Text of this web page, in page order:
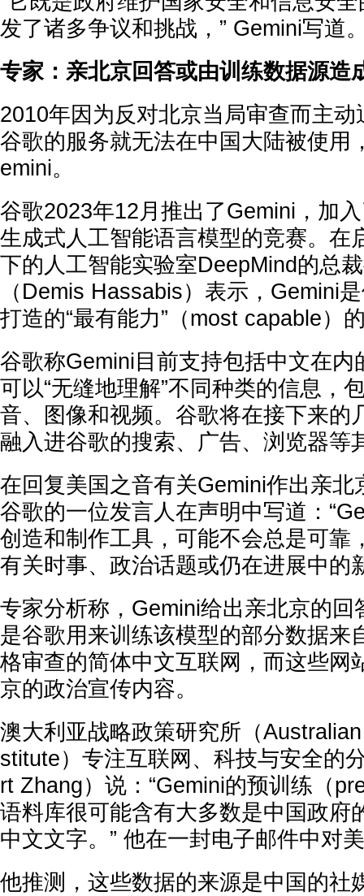
发了诸多争议和挑战，” Gemini写道
专家：亲北京回答或由训练数据源造
2010年因为反对北京当局审查而主
谷歌的服务就无法在中国大陆被使用
emini。
谷歌2023年12月推出了Gemini，加
生成式人工智能语言模型的竞赛。在
下的人工智能实验室DeepMind的总
（Demis Hassabis）表示，Gemini
打造的“最有能力”（most capable）
谷歌称Gemini目前支持包括中文在内
可以“无缝地理解”不同种类的信息，
音、图像和视频。谷歌将在接下来的
融入进谷歌的搜索、广告、浏览器等
在回复美国之音有关Gemini作出亲北
谷歌的一位发言人在声明中写道：
创造和制作工具，可能不会总是可靠
有关时事、政治话题或仍在进展中的
专家分析称，Gemini给出亲北京的回
是谷歌用来训练该模型的部分数据来
格审查的简体中文互联网，而这些网
京的政治宣传内容。
澳大利亚战略政策研究所（
stitute）专注互联网、科技与安全的
rt Zhang）说：“Gemini的预训练（
语料库很可能含有大多数是中国政府
中文文字。” 他在一封电子邮件中对
他推测，这些数据的来源是中国的社